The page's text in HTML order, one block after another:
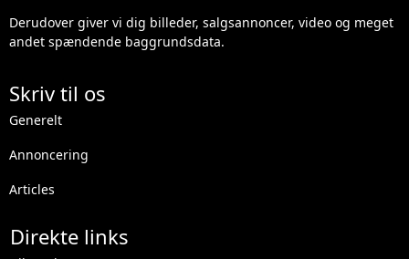
Derudover giver vi dig billeder, salgsannoncer, video og meget
andet spændende baggrundsdata.
Skriv til os
Generelt
Annoncering
Articles
Direkte links